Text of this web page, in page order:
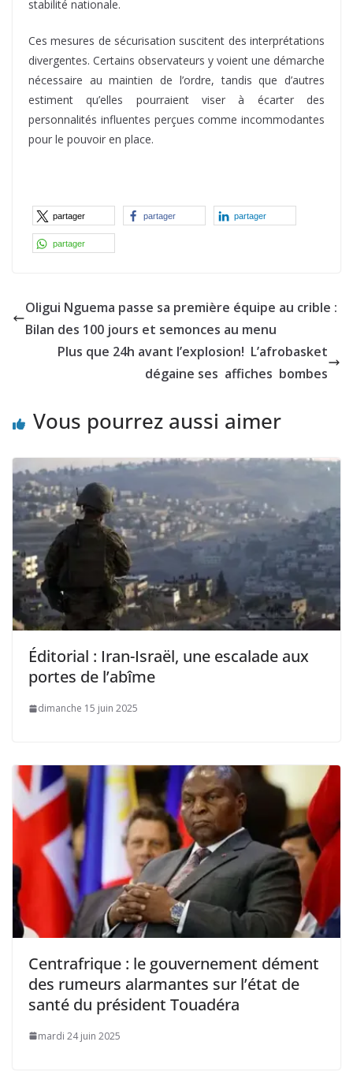
stabilité nationale.
Ces mesures de sécurisation suscitent des interprétations
divergentes. Certains observateurs y voient une démarche
nécessaire au maintien de l’ordre, tandis que d’autres
estiment qu’elles pourraient viser à écarter des
personnalités influentes perçues comme incommodantes
pour le pouvoir en place.
partager partager partager
partager
Oligui Nguema passe sa première équipe au crible :
Bilan des 100 jours et semonces au menu
Plus que 24h avant l’explosion! L’afrobasket
dégaine ses affiches bombes
Vous pourrez aussi aimer
Éditorial : Iran-Israël, une escalade aux
portes de l’abîme
dimanche 15 juin 2025
Centrafrique : le gouvernement dément
des rumeurs alarmantes sur l’état de
santé du président Touadéra
mardi 24 juin 2025